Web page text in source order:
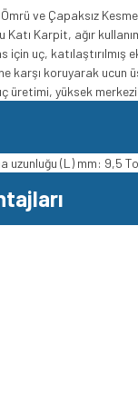
ve Çapaksız Kesme
Karpit, ağır
için uç,
karşı koruyarak
üretimi, yüksek
uzunluğu (L) mm: 9,5